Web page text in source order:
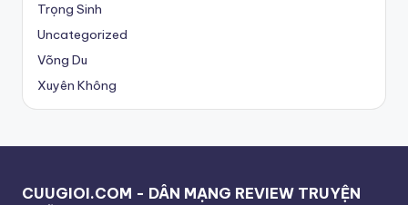
Trọng Sinh
Uncategorized
Võng Du
Xuyên Không
CUUGIOI.COM - DÂN MẠNG REVIEW TRUYỆN